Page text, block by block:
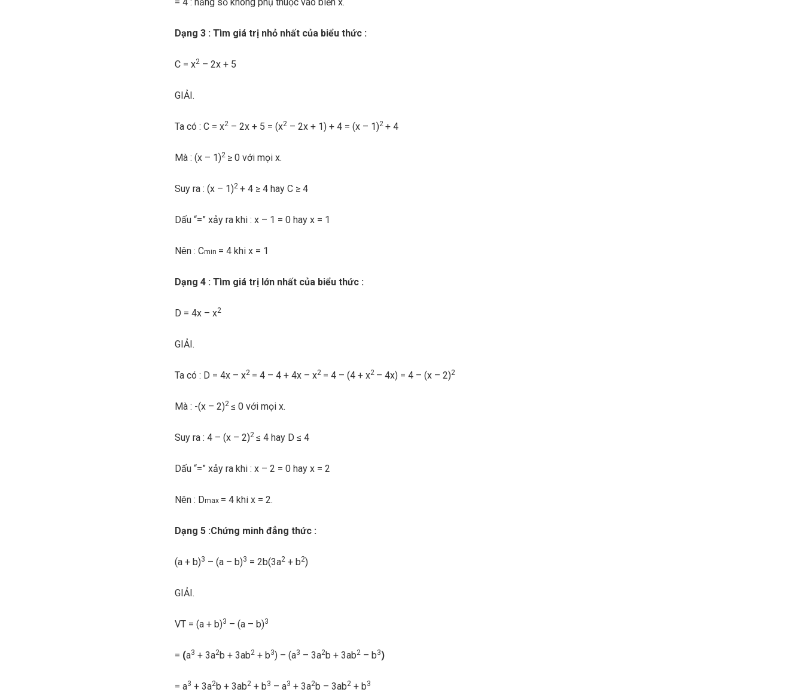
Dạng 3 : Tìm giá trị nhỏ nhất của biểu thức :
C = x2 – 2x + 5
GIẢI.
Ta có : C = x2 – 2x + 5 = (x2 – 2x + 1) + 4 = (x – 1)2 + 4
Mà : (x – 1)2 ≥ 0 với mọi x.
Suy ra : (x – 1)2 + 4 ≥ 4 hay C ≥ 4
Dấu “=” xảy ra khi : x – 1 = 0 hay x = 1
Nên : Cmin = 4 khi x = 1
Dạng 4 : Tìm giá trị lớn nhất của biểu thức :
D = 4x – x2
GIẢI.
Ta có : D = 4x – x2 = 4 – 4 + 4x – x2 = 4 – (4 + x2 – 4x) = 4 – (x – 2)2
Mà : -(x – 2)2 ≤ 0 với mọi x.
Suy ra : 4 – (x – 2)2 ≤ 4 hay D ≤ 4
Dấu “=” xảy ra khi : x – 2 = 0 hay x = 2
Nên : Dmax = 4 khi x = 2.
Dạng 5 :Chứng minh đẳng thức :
(a + b)3 – (a – b)3 = 2b(3a2 + b2)
GIẢI.
VT = (a + b)3 – (a – b)3
= (a3 + 3a2b + 3ab2 + b3) – (a3 – 3a2b + 3ab2 – b3)
= a3 + 3a2b + 3ab2 + b3 – a3 + 3a2b – 3ab2 + b3